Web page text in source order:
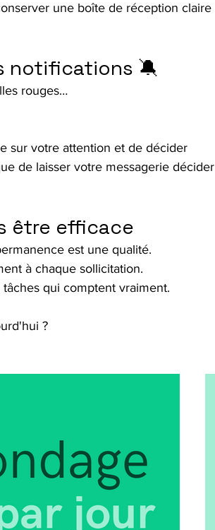
une boîte de réception claire
notifications 🔕
rouges…
sur votre attention et de décider
de laisser votre messagerie décider
être efficace
est une qualité.
à chaque sollicitation.
qui comptent vraiment.
?